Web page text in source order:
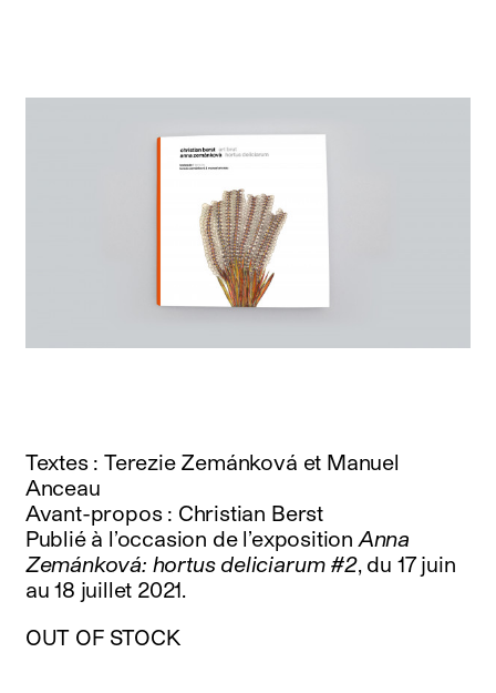
Textes : Terezie Zemánková et Manuel
Anceau
Avant-propos : Christian Berst
Publié à l’occasion de l’exposition Anna
Zemánková: hortus deliciarum #2, du 17 juin
au 18 juillet 2021.
OUT OF STOCK